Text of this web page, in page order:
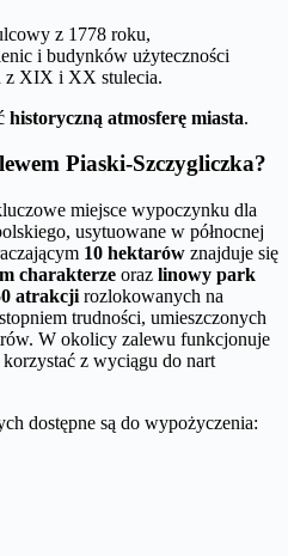
z 1778 roku,
i budynków użyteczności
z XIX i XX stulecia.
historyczną atmosferę miasta.
Piaski-Szczygliczka?
miejsce wypoczynku dla
usytuowane w północnej
10 hektarów znajduje się
charakterze oraz linowy park
atrakcji rozlokowanych na
trudności, umieszczonych
W okolicy zalewu funkcjonuje
korzystać z wyciągu do nart
dostępne są do wypożyczenia: